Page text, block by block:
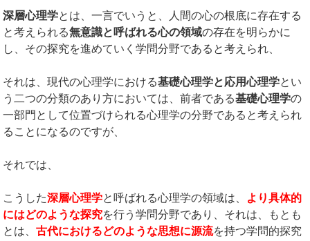
深層心理学とは、一言でいうと、人間の心の根底に存在する
と考えられる無意識と呼ばれる心の領域の存在を明らかに
し、その探究を進めていく学問分野であると考えられ、
それは、現代の心理学における基礎心理学と応用心理学とい
う二つの分類のあり方においては、前者である基礎心理学の
一部門として位置づけられる心理学の分野であると考えられ
ることになるのですが、
それでは、
こうした深層心理学と呼ばれる心理学の領域は、 より具体的
にはどのような探究を行う学問分野であり、それは、もとも
とは、古代におけるどのような思想に源流を持つ学問的探究